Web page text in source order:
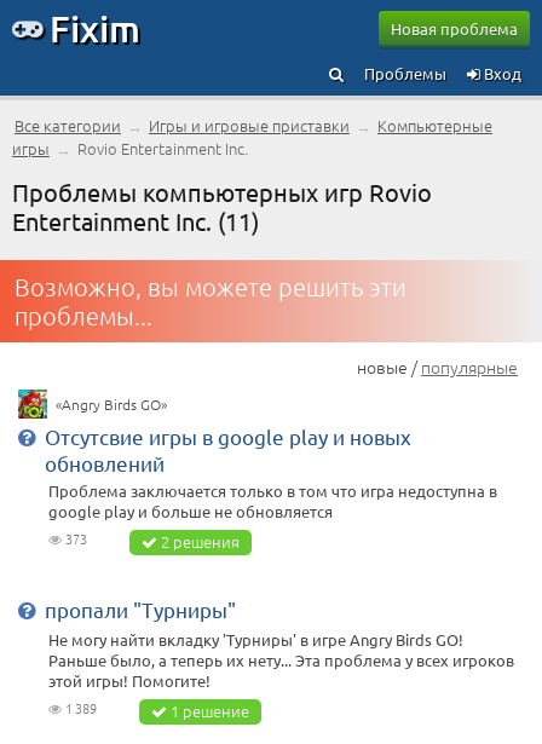
Fixim Новая проблема
Вход
Проблемы
Все категории → Игры и игровые приставки → Компьютерные
игры → Rovio Entertainment Inc.
Проблемы компьютерных игр Rovio
Entertainment Inc. (11)
Возможно, вы можете решить эти
проблемы...
новые /популярные
«Angry Birds GO»
Отсутсвие игры в google play и новых
обновлений
Проблема заключается только в том что игра недоступна в
google play и больше не обновляется
373 2 решения
пропали "Турниры"
Не могу найти вкладку 'Турниры' в игре Angry Birds GO!
Раньше было, а теперь их нету... Эта проблема у всех игроков
этой игры! Помогите!
1 389 1 решение